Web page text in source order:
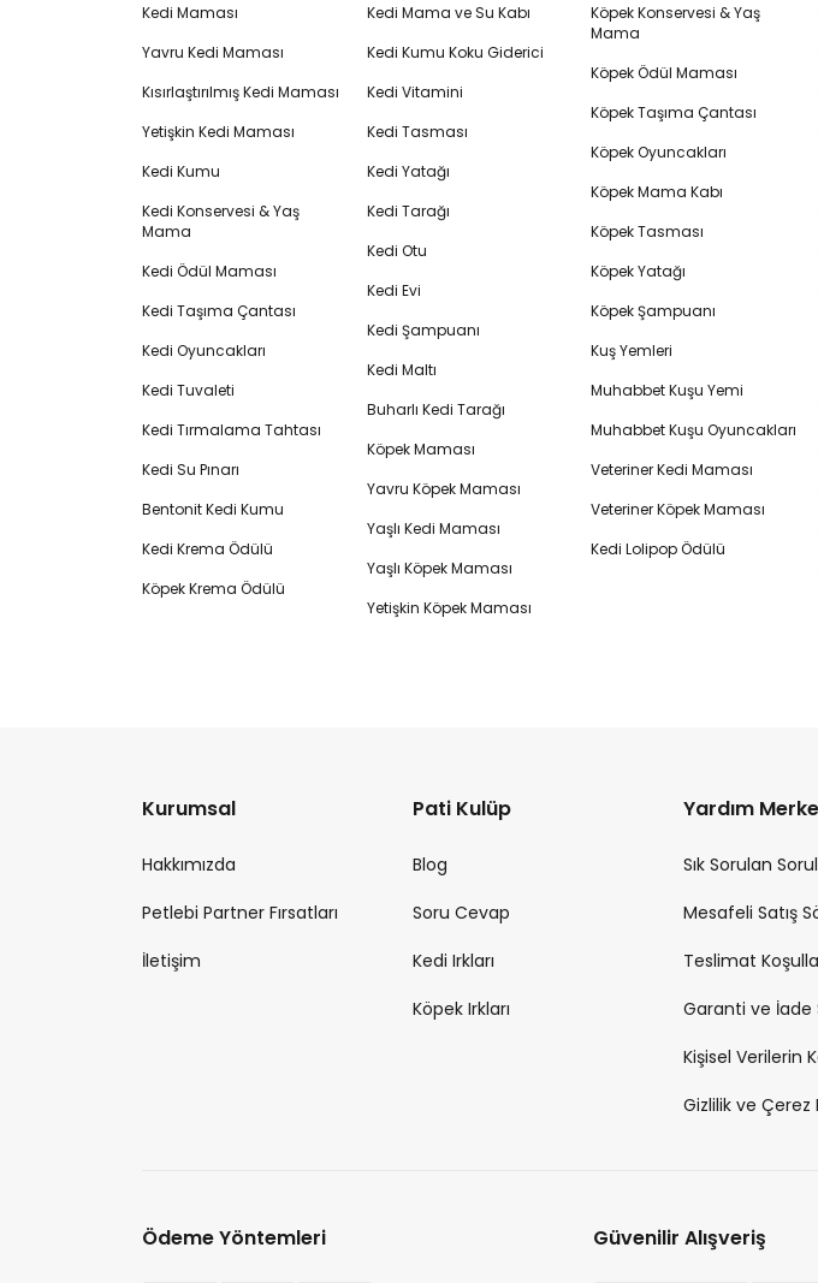
Kedi Maması
Yavru Kedi Maması
Kısırlaştırılmış Kedi Maması
Yetişkin Kedi Maması
Kedi Kumu
Kedi Konservesi & Yaş
Mama
Kedi Ödül Maması
Kedi Taşıma Çantası
Kedi Oyuncakları
Kedi Tuvaleti
Kedi Tırmalama Tahtası
Kedi Su Pınarı
Bentonit Kedi Kumu
Kedi Krema Ödülü
Köpek Krema Ödülü
Kedi Mama ve Su Kabı
Kedi Kumu Koku Giderici
Kedi Vitamini
Kedi Tasması
Kedi Yatağı
Kedi Tarağı
Kedi Otu
Kedi Evi
Kedi Şampuanı
Kedi Maltı
Buharlı Kedi Tarağı
Köpek Maması
Yavru Köpek Maması
Yaşlı Kedi Maması
Yaşlı Köpek Maması
Yetişkin Köpek Maması
Köpek Konservesi & Yaş
Mama
Köpek Ödül Maması
Köpek Taşıma Çantası
Köpek Oyuncakları
Köpek Mama Kabı
Köpek Tasması
Köpek Yatağı
Köpek Şampuanı
Kuş Yemleri
Muhabbet Kuşu Yemi
Muhabbet Kuşu Oyuncakları
Veteriner Kedi Maması
Veteriner Köpek Maması
Kedi Lolipop Ödülü
Kurumsal
Hakkımızda
Petlebi Partner Fırsatları
İletişim
Pati Kulüp
Blog
Soru Cevap
Kedi Irkları
Köpek Irkları
Yardım
Sık Sorulan
Mesafeli Satış
Teslimat
Garanti ve İade
Kişisel Verilerin
Gizlilik ve Çerez
Ödeme Yöntemleri Güvenilir Alışveriş